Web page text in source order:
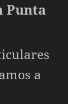
Punta
a